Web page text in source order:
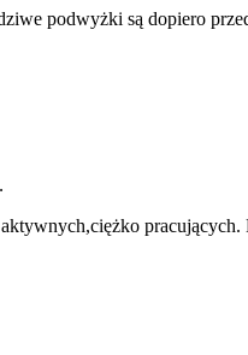
podwyżki są dopiero
pracujących.